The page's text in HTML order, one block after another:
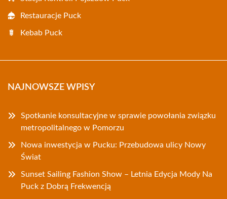
Restauracje Puck
Kebab Puck
NAJNOWSZE WPISY
Spotkanie konsultacyjne w sprawie powołania związku
metropolitalnego w Pomorzu
Nowa inwestycja w Pucku: Przebudowa ulicy Nowy
Świat
Sunset Sailing Fashion Show – Letnia Edycja Mody Na
Puck z Dobrą Frekwencją